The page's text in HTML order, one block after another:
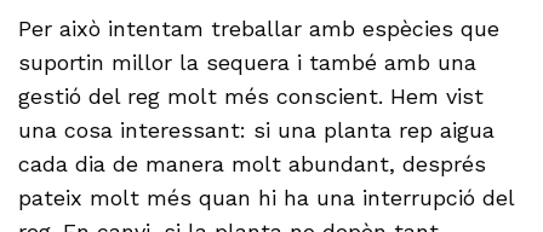
Per això intentam treballar amb espècies que
suportin millor la sequera i també amb una
gestió del reg molt més conscient. Hem vist
una cosa interessant: si una planta rep aigua
cada dia de manera molt abundant, després
pateix molt més quan hi ha una interrupció del